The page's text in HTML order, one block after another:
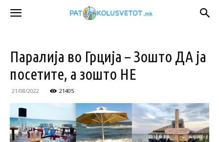
Паралија во Грција – Зошто ДА ја
посетите, а зошто НЕ
21/08/2022 21405